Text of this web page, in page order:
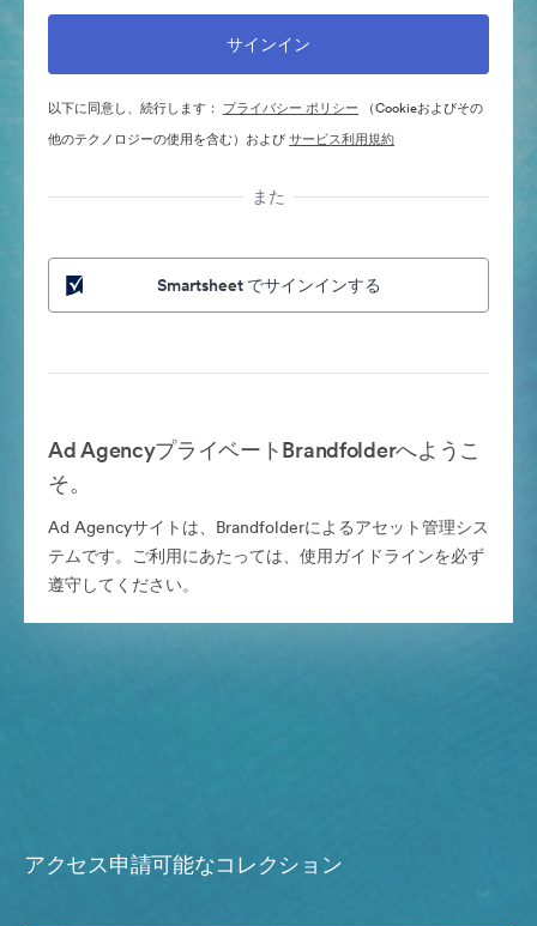
以下に同意し、続行します： プライバシー ポリシー （Cookieおよびその
他のテクノロジーの使用を含む）およびサービス利用規約
また
Smartsheet でサインインする
Ad AgencyプライベートBrandfolderへようこ
そ。
Ad Agencyサイトは、Brandfolderによるアセット管理シス
テムです。ご利用にあたっては、使用ガイドラインを必ず
遵守してください。
アクセス申請可能なコレクション